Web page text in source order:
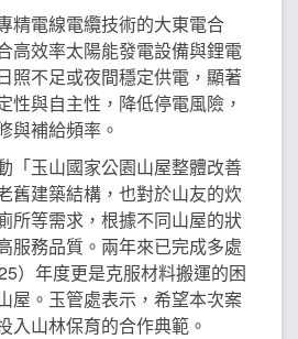
精電線電纜技術的大東電合
高效率太陽能發電設備與鋰電
照不足或夜間穩定供電，顯著
性與自主性，降低停電風險，
與補給頻率。
「玉山國家公園山屋整體改善
舊建築結構，也對於山友的炊
所等需求，根據不同山屋的狀
服務品質。兩年來已完成多處
）年度更是克服材料搬運的困
屋。玉管處表示，希望本次案
入山林保育的合作典範。